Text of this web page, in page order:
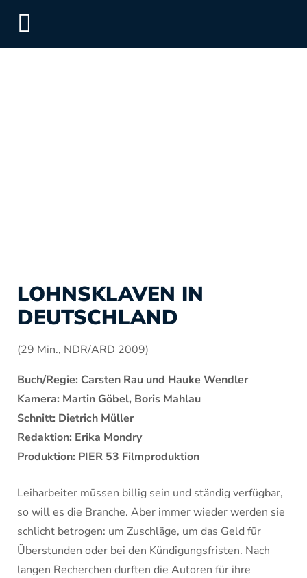
LOHNSKLAVEN IN
DEUTSCHLAND
(29 Min., NDR/ARD 2009)
Leiharbeiter müssen billig sein und ständig verfügbar,
so will es die Branche. Aber immer wieder werden sie
schlicht betrogen: um Zuschläge, um das Geld für
Überstunden oder bei den Kündigungsfristen. Nach
langen Recherchen durften die Autoren für ihre
Buch/Regie: Carsten Rau und Hauke Wendler
Kamera: Martin Göbel, Boris Mahlau
Schnitt: Dietrich Müller
Redaktion: Erika Mondry
Produktion: PIER 53 Filmproduktion